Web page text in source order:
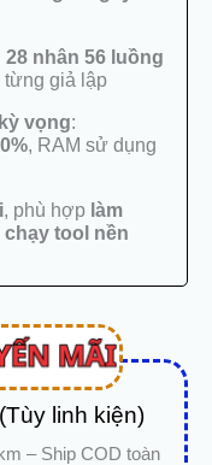
28 nhân 56 luồng
từng giả lập
vọng:
, RAM sử dụng
, phù hợp làm
chạy tool nền
linh kiện)
– Ship COD toàn